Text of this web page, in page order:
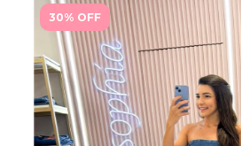
30% OFF